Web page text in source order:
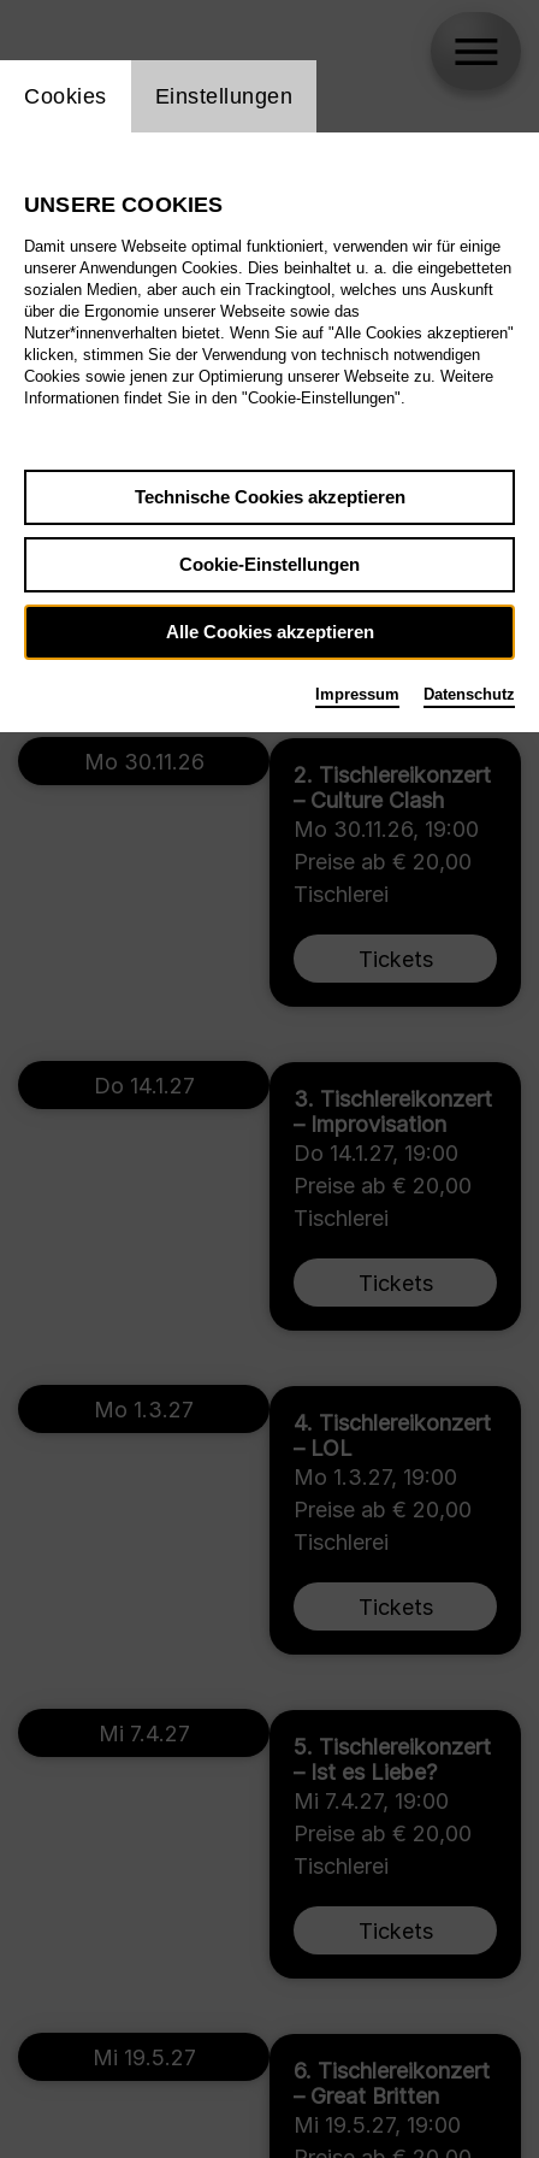
Deutschen Oper Berlin
Biographie
Spielplan
Vergessen
Mi 7.10.26,19:00
Preise ab € 20,00
Tischlerei
Tickets
Mi 7.10.26
2. Tischlereikonzert
– Culture Clash
Mo 30.11.26, 19:00
Preise ab € 20,00
Tischlerei
Tickets
Mo 30.11.26
3. Tischlereikonzert
– Improvisation
Do 14.1.27, 19:00
Preise ab € 20,00
Tischlerei
Tickets
Do 14.1.27
4. Tischlereikonzert
– LOL
Mo 1.3.27, 19:00
Preise ab € 20,00
Tischlerei
Tickets
Mo 1.3.27
5. Tischlereikonzert
– Ist es Liebe?
Mi 7.4.27, 19:00
Preise ab € 20,00
Tischlerei
Tickets
Mi 7.4.27
6. Tischlereikonzert
– Great Britten
Mi 19.5.27, 19:00
Mi 19.5.27
Einstellung Website Cookie
Cookies Einstellungen
UNSERE COOKIES
Damit unsere Webseite optimal funktioniert, verwenden wir für einige
unserer Anwendungen Cookies. Dies beinhaltet u. a. die eingebetteten
sozialen Medien, aber auch ein Trackingtool, welches uns Auskunft
über die Ergonomie unserer Webseite sowie das
Nutzer*innenverhalten bietet. Wenn Sie auf "Alle Cookies akzeptieren"
klicken, stimmen Sie der Verwendung von technisch notwendigen
Cookies sowie jenen zur Optimierung unserer Webseite zu. Weitere
Informationen findet Sie in den "Cookie-Einstellungen".
Technische Cookies akzeptieren
Cookie-Einstellungen
Alle Cookies akzeptieren
Impressum Datenschutz